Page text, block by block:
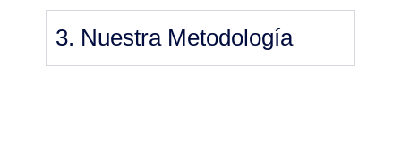
3. Nuestra Metodología